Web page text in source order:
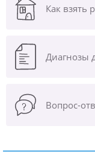
Как взять
Диагнозы
Вопрос-